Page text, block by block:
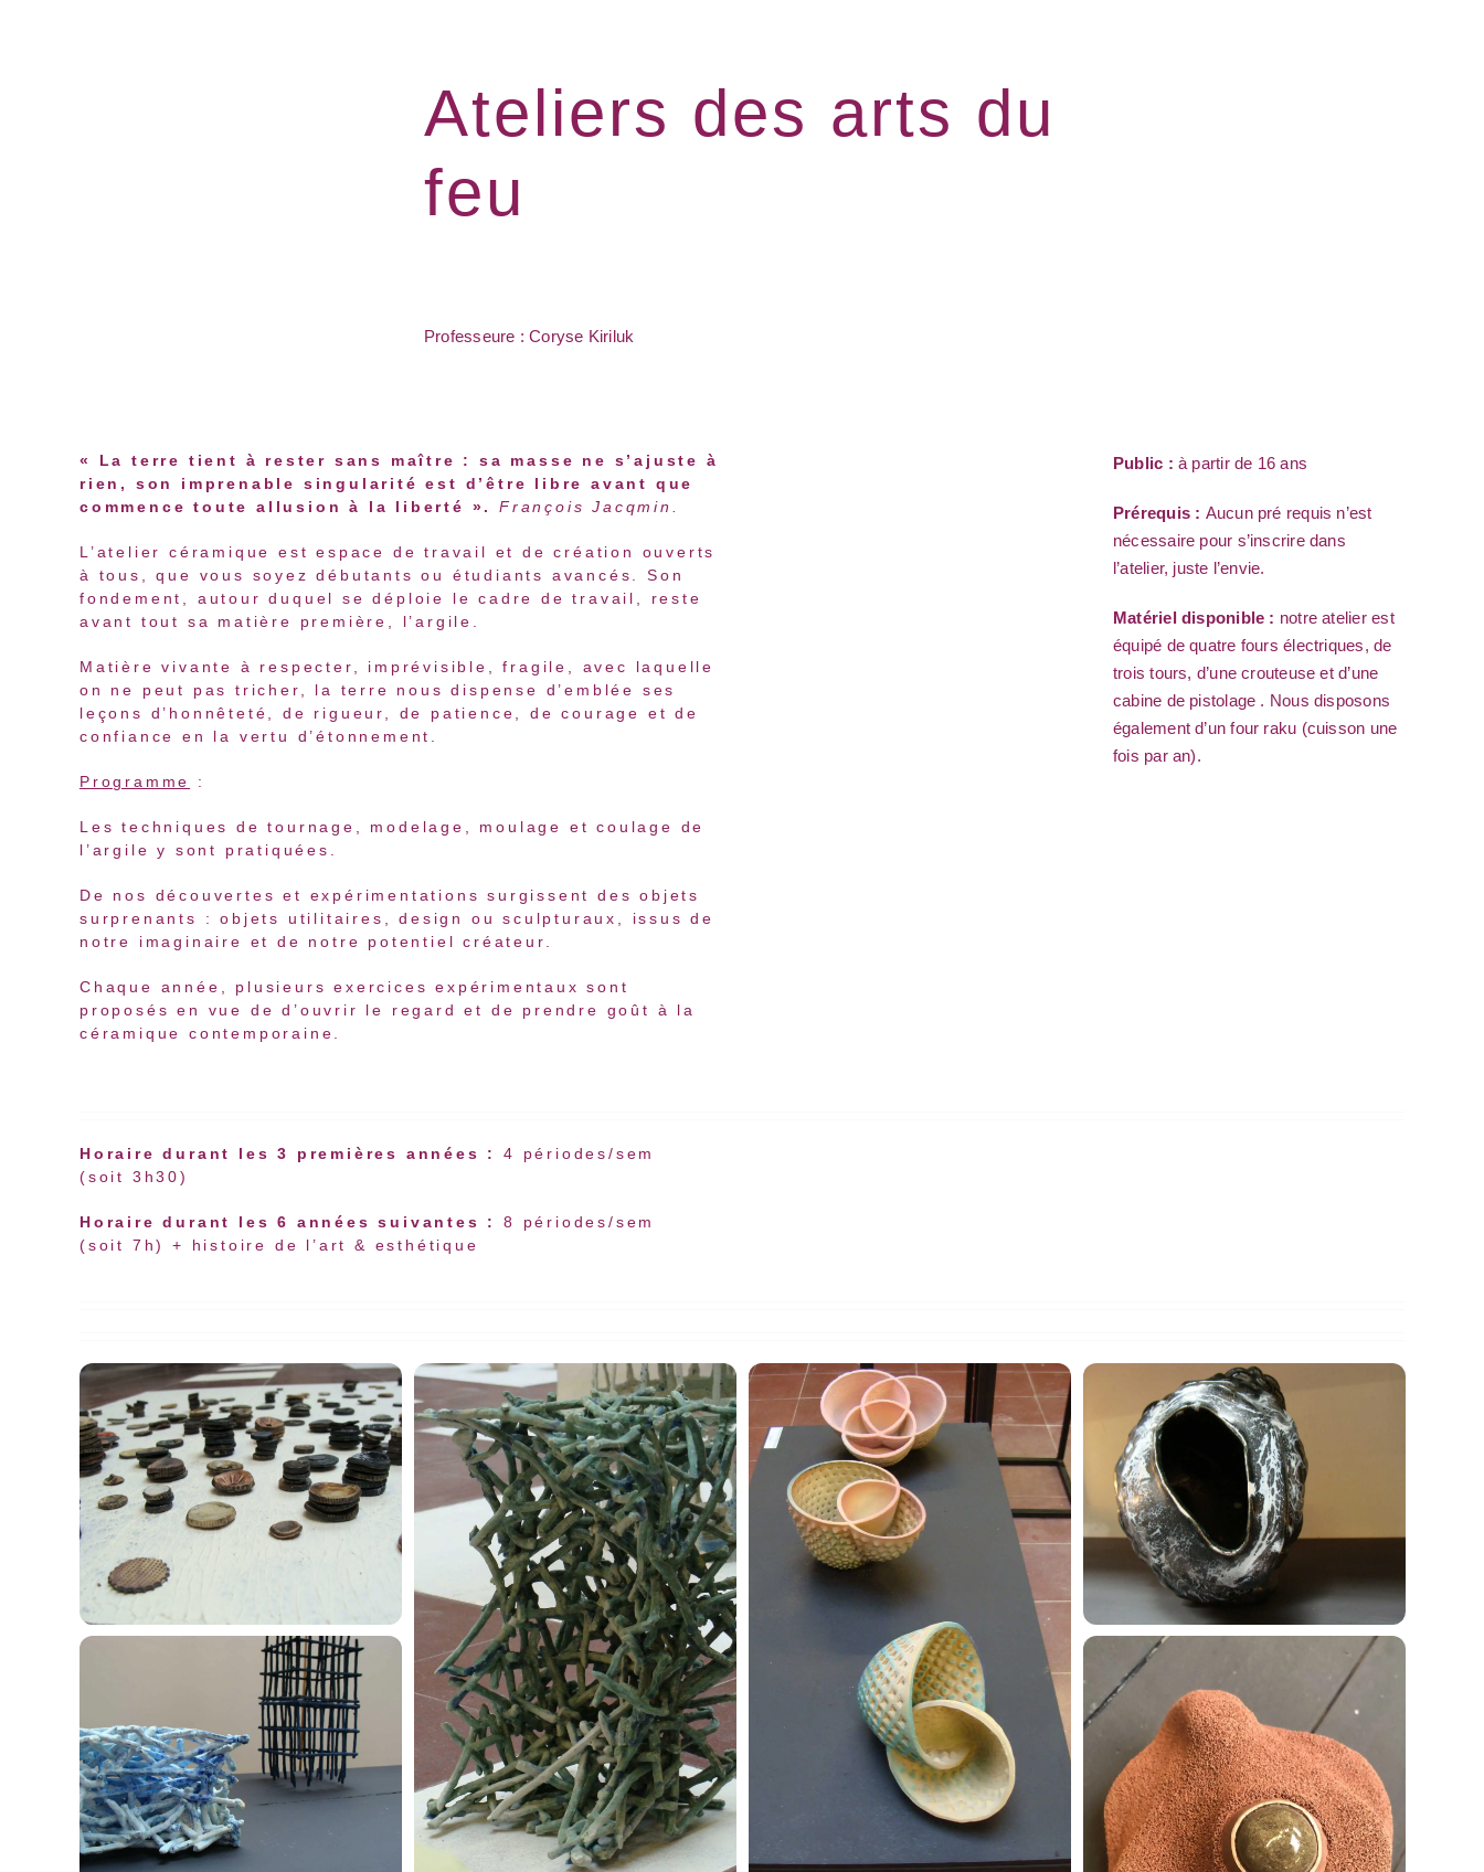
Ateliers des arts du
feu
Professeure : Coryse Kiriluk
« La terre tient à rester sans maître : sa masse ne s’ajuste à
rien, son imprenable singularité est d’être libre avant que
commence toute allusion à la liberté ».
François Jacqmin.
L’atelier céramique est espace de travail et de création ouverts
à tous, que vous soyez débutants ou étudiants avancés. Son
fondement, autour duquel se déploie le cadre de travail, reste
avant tout sa matière première, l’argile.
Matière vivante à respecter, imprévisible, fragile, avec laquelle
on ne peut pas tricher, la terre nous dispense d’emblée ses
leçons d’honnêteté, de rigueur, de patience, de courage et de
confiance en la vertu d’étonnement.
Programme :
Les techniques de tournage, modelage, moulage et coulage de
l’argile y sont pratiquées.
De nos découvertes et expérimentations surgissent des objets
surprenants : objets utilitaires, design ou sculpturaux, issus de
notre imaginaire et de notre potentiel créateur.
Chaque année, plusieurs exercices expérimentaux sont
proposés en vue de d’ouvrir le regard et de prendre goût à la
céramique contemporaine.
Public : à partir de 16 ans
Prérequis : Aucun pré requis n’est
nécessaire pour s’inscrire dans
l’atelier, juste l’envie.
Matériel disponible : notre atelier est
équipé de quatre fours électriques, de
trois tours, d’une crouteuse et d’une
cabine de pistolage . Nous disposons
également d’un four raku (cuisson une
fois par an).
Horaire durant les 3 premières années :
4 périodes/sem
(soit 3h30)
Horaire durant les 6 années suivantes :
8 périodes/sem
(soit 7h) + histoire de l’art & esthétique